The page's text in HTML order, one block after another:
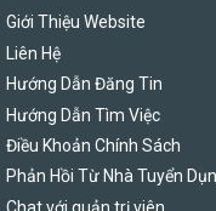
Giới Thiệu Website
Liên Hệ
Hướng Dẫn Đăng Tin
Hướng Dẫn Tìm Việc
Điều Khoản Chính Sách
Phản Hồi Từ Nhà Tuyển
Chat với quản trị viên